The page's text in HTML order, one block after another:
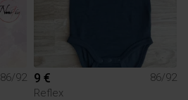
86/92
9 €
86/92
Reflex